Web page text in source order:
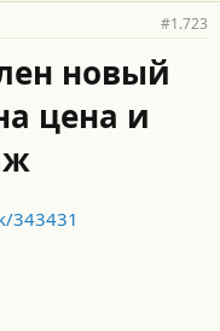
#1.723
новый
цена и
343431